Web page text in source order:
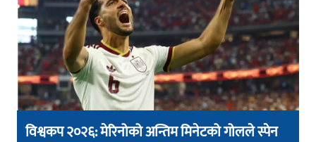
विश्वकप २०२६: मेरिनोको अन्तिम मिनेटको गोलले स्पेन